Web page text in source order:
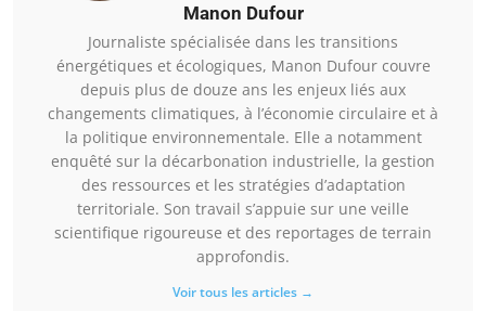
Manon Dufour
Journaliste spécialisée dans les transitions
énergétiques et écologiques, Manon Dufour couvre
depuis plus de douze ans les enjeux liés aux
changements climatiques, à l’économie circulaire et à
la politique environnementale. Elle a notamment
enquêté sur la décarbonation industrielle, la gestion
des ressources et les stratégies d’adaptation
territoriale. Son travail s’appuie sur une veille
scientifique rigoureuse et des reportages de terrain
approfondis.
Voir tous les articles →